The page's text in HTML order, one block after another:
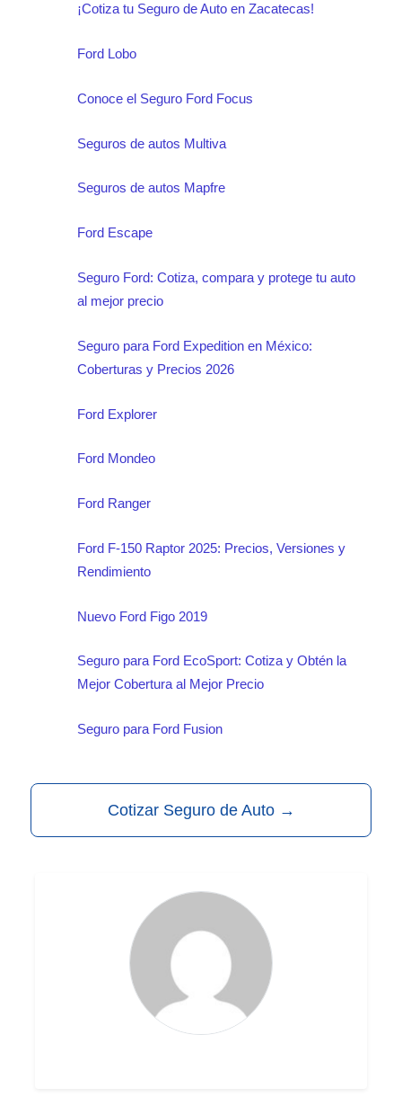
¡Cotiza tu Seguro de Auto en Zacatecas!
Ford Lobo
Conoce el Seguro Ford Focus
Seguros de autos Multiva
Seguros de autos Mapfre
Ford Escape
Seguro Ford: Cotiza, compara y protege tu auto
al mejor precio
Seguro para Ford Expedition en México:
Coberturas y Precios 2026
Ford Explorer
Ford Mondeo
Ford Ranger
Ford F-150 Raptor 2025: Precios, Versiones y
Rendimiento
Nuevo Ford Figo 2019
Seguro para Ford EcoSport: Cotiza y Obtén la
Mejor Cobertura al Mejor Precio
Seguro para Ford Fusion
Cotizar Seguro de Auto →